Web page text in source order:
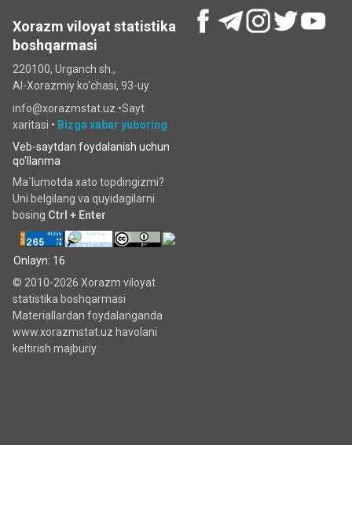
Xorazm viloyat statistika
boshqarmasi
220100, Urganch sh.,
Al-Xorazmiy ko‘chаsi, 93-uy
info@xorazmstat.uz •Sayt
xaritasi • Bizga xabar yuboring
Veb-saytdan foydalanish uchun
qo'llanma
Ma`lumotda xato topdingizmi?
Uni belgilang va quyidagilarni
bosing Ctrl + Enter
Onlayn: 16
© 2010-2026 Xorazm viloyat
statistika boshqarmasi
Materiallardan foydalanganda
www.xorazmstat.uz havolani
keltirish majburiy.